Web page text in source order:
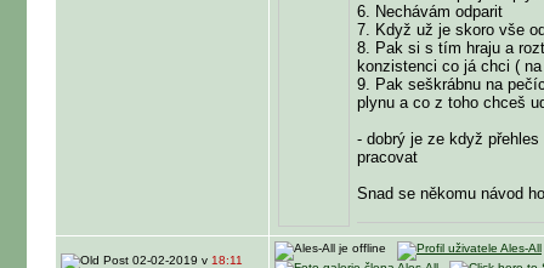
6. Nechávám odparit
7. Když už je skoro vše
8. Pak si s tím hraju a
konzistenci co já chci (
9. Pak seškrábnu na
plynu a co z toho chceš
- dobrý je ze když
pracovat
Snad se někomu návod
02-02-2019 v 18:11